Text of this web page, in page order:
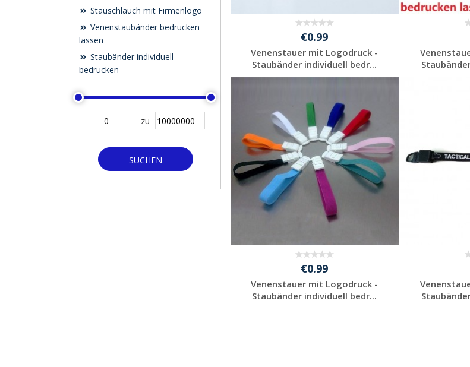
Stauschlauch mit Firmenlogo
Venenstaubänder bedrucken
lassen
Staubänder individuell
bedrucken
zu
SUCHEN
€0.99
Venenstauer mit Logodruck -
Staubänder individuell bedr...
Werbeartikel
anfragen
€0.99
Venenstauer mit Logodruck -
Staubänder individuell bedr...